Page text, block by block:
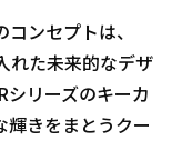
ンセプトは、
れた未来的なデザ
リーズのキーカ
輝きをまとうクー